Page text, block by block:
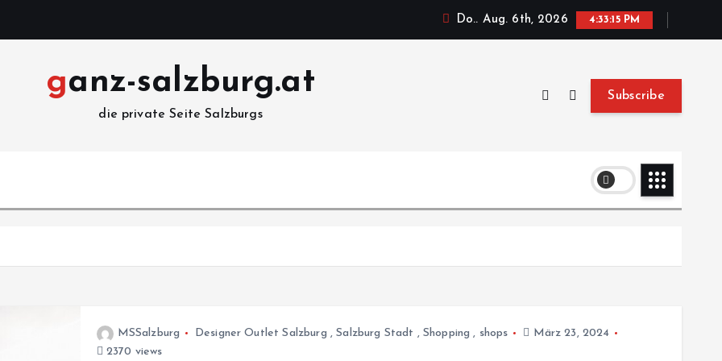
Do.. Aug. 6th, 2026 4:33:16 PM
ganz-salzburg.at
die private Seite Salzburgs
Subscribe
MSSalzburg Designer Outlet Salzburg ,Salzburg Stadt , Shopping , shops
März 23, 2024
2370 views